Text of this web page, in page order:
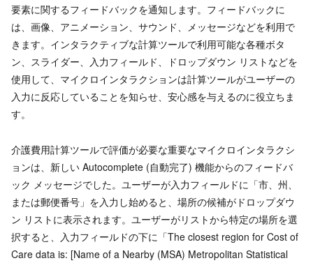
要素に関するフィードバックを通知します。フィードバックに
は、画像、アニメーション、サウンド、メッセージなどを利用で
きます。インタラクティブな計算ツールで利用可能な各種ボタ
ン、スライダー、入力フィールド、ドロップダウン リストなどを
使用して、マイクロインタラクションは計算ツールがユーザーの
入力に反応していることを知らせ、安心感を与えるのに役立ちま
す。
介護費用計算ツールで評価が必要な重要なマイクロインタラクシ
ョンは、新しい Autocomplete (自動完了) 機能からのフィードバ
ック メッセージでした。ユーザーが入力フィールドに「市、州、
または郵便番号」を入力し始めると、場所の候補がドロップダウ
ン リストに表示されます。ユーザーがリストから特定の場所を選
択すると、入力フィールドの下に「The closest region for Cost of
Care data is: [Name of a Nearby (MSA) Metropolitan Statistical